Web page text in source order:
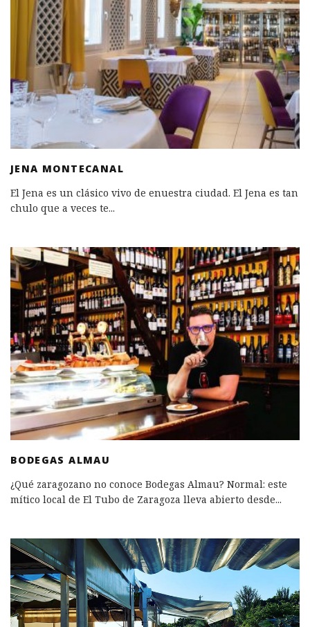
JENA MONTECANAL
El Jena es un clásico vivo de enuestra ciudad. El Jena es tan
chulo que a veces te...
BODEGAS ALMAU
¿Qué zaragozano no conoce Bodegas Almau? Normal: este
mítico local de El Tubo de Zaragoza lleva abierto desde...